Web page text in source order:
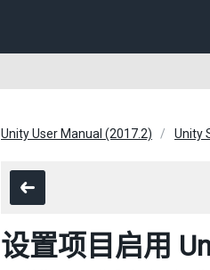
Unity User Manual (2017.2) Unity
设置项目启用